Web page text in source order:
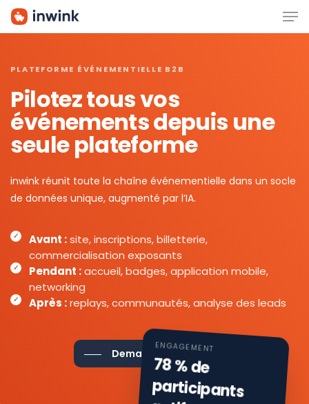
Skip
PLATEFORME ÉVÉNEMENTIELLE B2B
Pilotez tous vos
événements depuis une
seule plateforme
inwink réunit toute la chaîne événementielle dans un socle
de données unique, augmenté par l’IA.
Avant :site, inscriptions, billetterie,
commercialisation exposants
Pendant :accueil, badges, application mobile,
networking
Après :replays, communautés, analyse des leads
Demander une démo
ENGAGEMENT
78 % de
participants